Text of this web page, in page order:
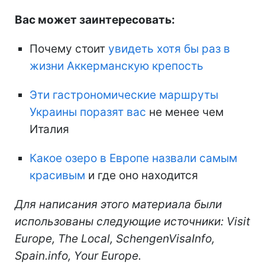
Вас может заинтересовать:
Почему стоит увидеть хотя бы раз в
жизни Аккерманскую крепость
Эти гастрономические маршруты
Украины поразят вас не менее чем
Италия
Какое озеро в Европе назвали самым
красивым и где оно находится
Для написания этого материала были
использованы следующие источники: Visit
Europe, The Local, SchengenVisaInfo,
Spain.info, Your Europe.